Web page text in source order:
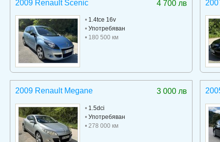
4 700 лв
2009 Renault Scenic
• 1.4tce 16v
• Употребяван
• 180 500 км
3 000 лв
2009 Renault Megane
• 1.5dci
• Употребяван
• 278 000 км